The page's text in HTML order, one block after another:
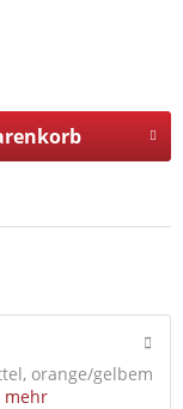
orange/gelbem
mehr